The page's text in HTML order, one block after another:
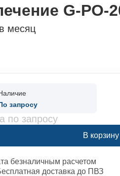
G-PO-
месяц
запросу
по запросу
В корзину
безналичным расчетом
доставка до ПВЗ